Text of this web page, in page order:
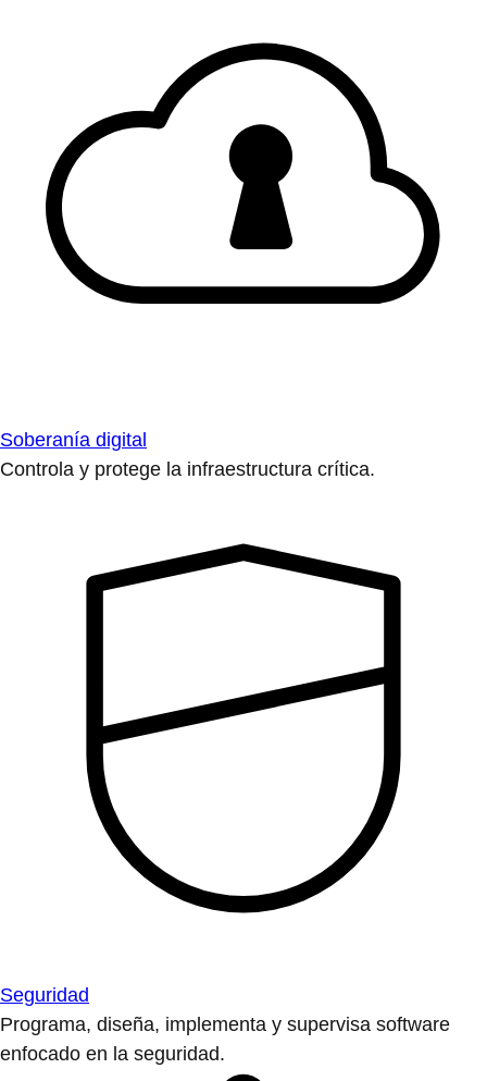
Soberanía digital
Controla y protege la infraestructura crítica.
Seguridad
Programa, diseña, implementa y supervisa software
enfocado en la seguridad.